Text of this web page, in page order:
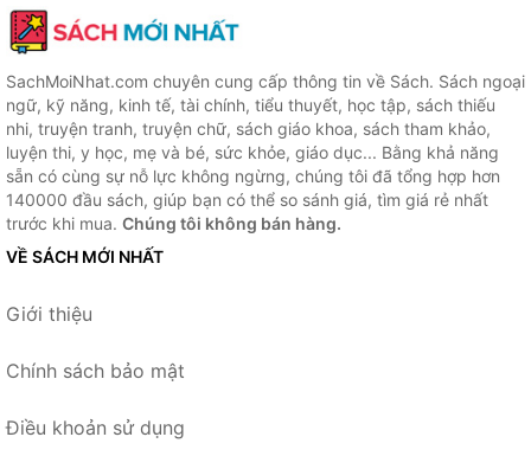
SachMoiNhat.com chuyên cung cấp thông tin về Sách. Sách ngoại
ngữ, kỹ năng, kinh tế, tài chính, tiểu thuyết, học tập, sách thiếu
nhi, truyện tranh, truyện chữ, sách giáo khoa, sách tham khảo,
luyện thi, y học, mẹ và bé, sức khỏe, giáo dục... Bằng khả năng
sẵn có cùng sự nỗ lực không ngừng, chúng tôi đã tổng hợp hơn
140000 đầu sách, giúp bạn có thể so sánh giá, tìm giá rẻ nhất
trước khi mua. Chúng tôi không bán hàng.
VỀ SÁCH MỚI NHẤT
Giới thiệu
Chính sách bảo mật
Điều khoản sử dụng